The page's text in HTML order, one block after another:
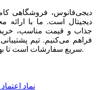
دیجی‌فانوس، فروشگاهی
دیجیتال است. ما با ارائه
جذاب و قیمت مناسب،
فراهم می‌کنیم. تیم
سریع سفارشات است تا بهترین تجربه خرید آنلاین را داشته باشید.